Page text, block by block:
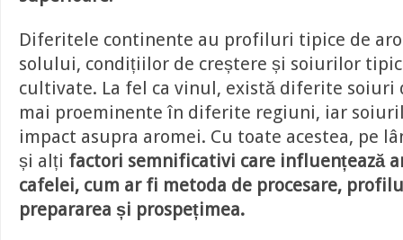
Diferitele continente au profiluri tipice de
solului, condițiilor de creștere și soiurilor
cultivate. La fel ca vinul, există diferite soiuri
mai proeminente în diferite regiuni, iar
impact asupra aromei. Cu toate acestea, pe
și alți factori semnificativi care influențează
cafelei, cum ar fi metoda de procesare,
prepararea și prospețimea.